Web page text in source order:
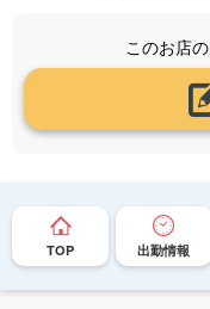
このお店
TOP 出勤情報